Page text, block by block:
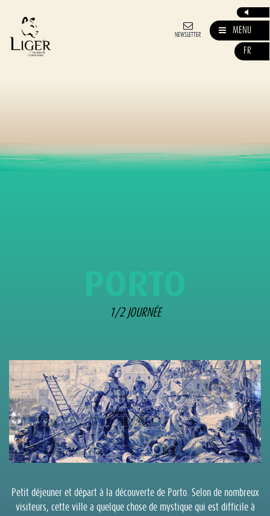
NEWSLETTER
MENU
FR
PORTO
1/2 JOURNÉE
Petit déjeuner et départ à la découverte de Porto. Selon de nombreux
visiteurs, cette ville a quelque chose de mystique qui est difficile à